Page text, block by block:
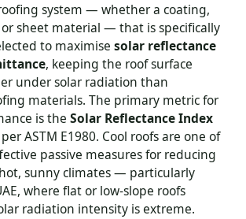
system — whether a coating,
sheet material — that is specifically
to maximise solar reflectance
, keeping the roof surface
under solar radiation than
materials. The primary metric for
is the Solar Reflectance Index
ASTM E1980. Cool roofs are one of
passive measures for reducing
sunny climates — particularly
where flat or low-slope roofs
radiation intensity is extreme.